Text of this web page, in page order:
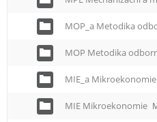
MOP_a Metodika
MOP Metodika
MIE_a Mikroekonomie
MIE Mikroekonomie